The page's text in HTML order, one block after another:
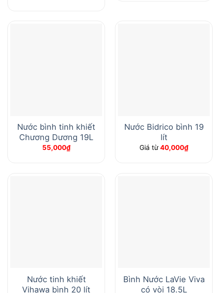
Nước bình tinh khiết
Chương Dương 19L
55,000₫
Nước Bidrico bình 19
lít
Giá từ40,000₫
Nước tinh khiết
Vihawa bình 20 lít
Bình Nước LaVie Viva
có vòi 18.5L